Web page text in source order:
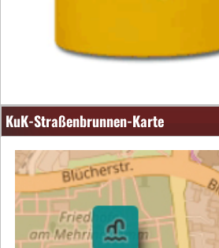
KuK-Straßenbrunnen-Karte